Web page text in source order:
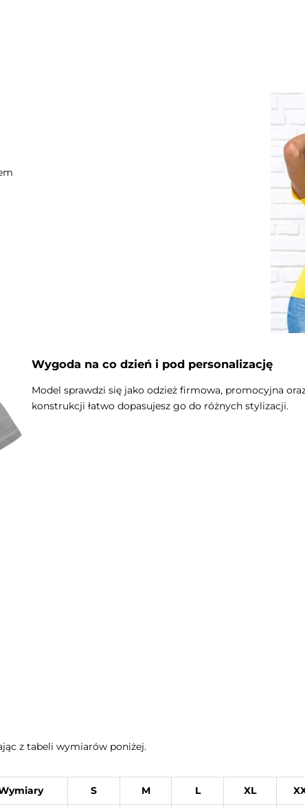
Wygoda na co dzień i pod personalizację
Model sprawdzi się jako odzież firmowa, promocyjna
konstrukcji łatwo dopasujesz go do różnych stylizacji.
z tabeli wymiarów poniżej.
S M L XL